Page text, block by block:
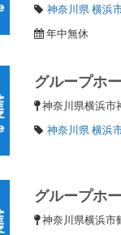
神奈川県 横浜
年中無休
グループホ
神奈川県横浜市
神奈川県 横浜
グループホ
神奈川県横浜市